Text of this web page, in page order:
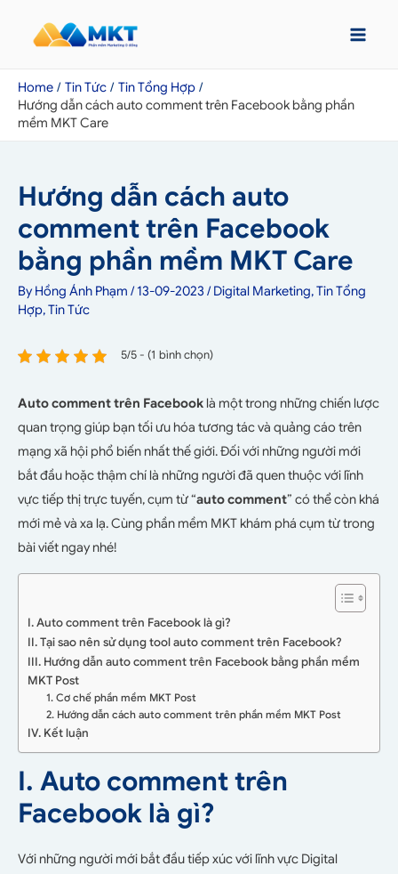
Home Tin Tức
Tin Tổng Hợp
Hướng dẫn cách auto comment trên Facebook bằng phần
mềm MKT Care
Hướng dẫn cách auto
comment trên Facebook
bằng phần mềm MKT Care
ByHồng Ánh Phạm /13-09-2023 /Digital Marketing,Tin Tổng
Hợp,Tin Tức
5/5 - (1 bình chọn)
Auto comment trên Facebook là một trong những chiến lược
quan trọng giúp bạn tối ưu hóa tương tác và quảng cáo trên
mạng xã hội phổ biến nhất thế giới. Đối với những người mới
bắt đầu hoặc thậm chí là những người đã quen thuộc với lĩnh
vực tiếp thị trực tuyến, cụm từ “auto comment” có thể còn khá
mới mẻ và xa lạ. Cùng phần mềm MKT khám phá cụm từ trong
bài viết ngay nhé!
I. Auto comment trên Facebook là gì?
II. Tại sao nên sử dụng tool auto comment trên Facebook?
III. Hướng dẫn auto comment trên Facebook bằng phần mềm
MKT Post
1. Cơ chế phần mềm MKT Post
2. Hướng dẫn cách auto comment trên phần mềm MKT Post
IV. Kết luận
I. Auto comment trên
Facebook là gì?
Với những người mới bắt đầu tiếp xúc với lĩnh vực Digital